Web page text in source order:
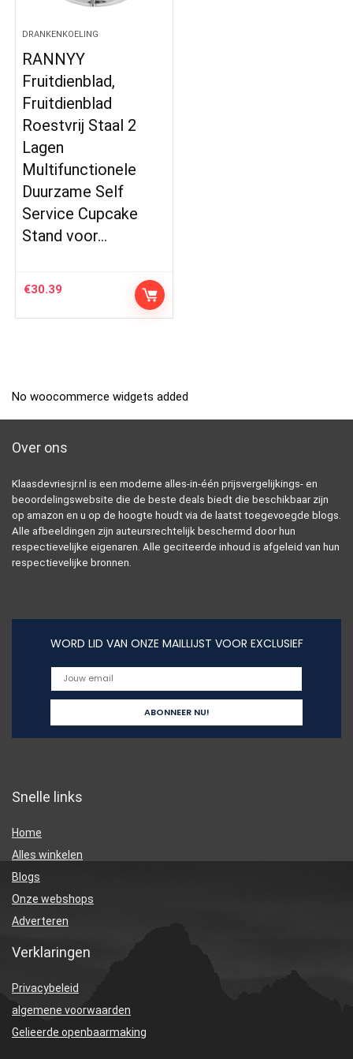
DRANKENKOELING
RANNYY
Fruitdienblad,
Fruitdienblad
Roestvrij Staal 2
Lagen
Multifunctionele
Duurzame Self
Service Cupcake
Stand voor…
€30.39
No woocommerce widgets added
Over ons
Klaasdevriesjr.nl is een moderne alles-in-één prijsvergelijkings- en
beoordelingswebsite die de beste deals biedt die beschikbaar zijn
op amazon en u op de hoogte houdt via de laatst toegevoegde blogs.
Alle afbeeldingen zijn auteursrechtelijk beschermd door hun
respectievelijke eigenaren. Alle geciteerde inhoud is afgeleid van hun
respectievelijke bronnen.
WORD LID VAN ONZE MAILLIJST VOOR EXCLUSIEF
Snelle links
Home
Alles winkelen
Blogs
Onze webshops
Adverteren
Verklaringen
Privacybeleid
algemene voorwaarden
Gelieerde openbaarmaking